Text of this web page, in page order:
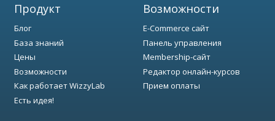
Продукт
Блог
База знаний
Цены
Возможности
Как работает WizzyLab
Есть идея!
Возможности
E-Commerce сайт
Панель управления
Membership-сайт
Редактор онлайн-курсов
Прием оплаты